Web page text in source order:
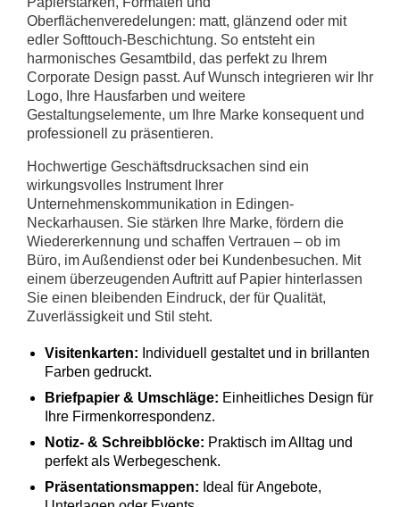
Oberflächenveredelungen: matt, glänzend oder mit
edler Softtouch-Beschichtung. So entsteht ein
harmonisches Gesamtbild, das perfekt zu Ihrem
Corporate Design passt. Auf Wunsch integrieren wir Ihr
Logo, Ihre Hausfarben und weitere
Gestaltungselemente, um Ihre Marke konsequent und
professionell zu präsentieren.
Hochwertige Geschäftsdrucksachen sind ein
wirkungsvolles Instrument Ihrer
Unternehmenskommunikation in Edingen-
Neckarhausen. Sie stärken Ihre Marke, fördern die
Wiedererkennung und schaffen Vertrauen – ob im
Büro, im Außendienst oder bei Kundenbesuchen. Mit
einem überzeugenden Auftritt auf Papier hinterlassen
Sie einen bleibenden Eindruck, der für Qualität,
Zuverlässigkeit und Stil steht.
Visitenkarten: Individuell gestaltet und in brillanten
Farben gedruckt.
Briefpapier & Umschläge: Einheitliches Design für
Ihre Firmenkorrespondenz.
Notiz- & Schreibblöcke: Praktisch im Alltag und
perfekt als Werbegeschenk.
Präsentationsmappen: Ideal für Angebote,